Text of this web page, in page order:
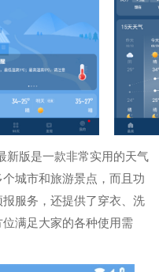
新版是一款非常实用的天气
城市和旅游景点，而且功
服务，还提供了穿衣、洗
满足大家的各种使用需